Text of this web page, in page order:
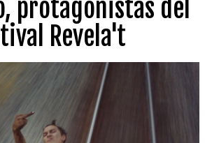
protagonistas del
Revela't